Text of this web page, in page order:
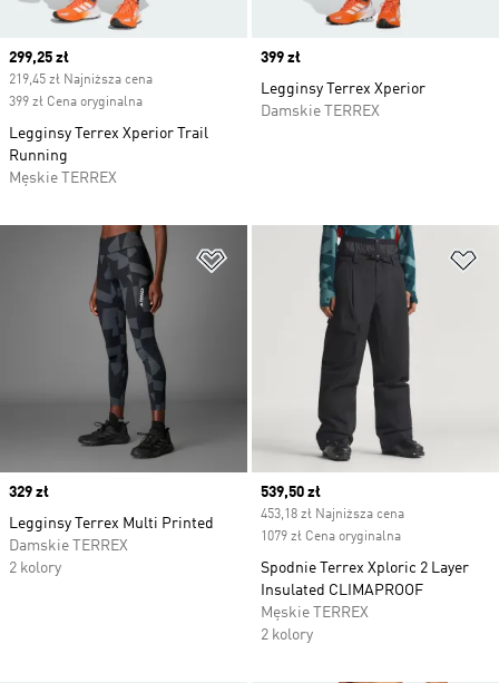
Current price
299,25 zł
219,45 zł Najniższa cena
399 zł Cena oryginalna
Legginsy Terrex Xperior Trail
Running
Męskie TERREX
Price
399 zł
Legginsy Terrex Xperior
Damskie TERREX
Dodaj do listy życzeń
Price
329 zł
Legginsy Terrex Multi Printed
Damskie TERREX
2 kolory
Current price
539,50 zł
453,18 zł Najniższa cena
1079 zł Cena oryginalna
Spodnie Terrex Xploric 2 Layer
Insulated CLIMAPROOF
Męskie TERREX
2 kolory